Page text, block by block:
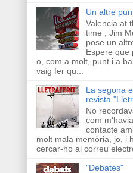
Un altre
Valencia at
time , Jim
pose un
Espere que
o, com a molt, punt i a
vaig fer qu...
La segona
revista
No
com
contacte
molt mala memòria, jo, i
cercar-ho al correu
"Debates"